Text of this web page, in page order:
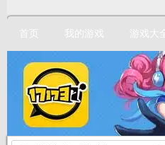
首页 我的游戏 游戏大全